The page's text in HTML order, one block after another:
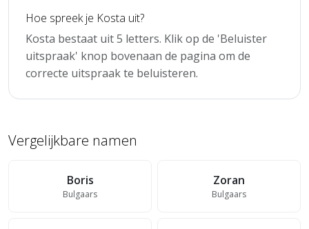
Hoe spreek je Kosta uit?
Kosta bestaat uit 5 letters. Klik op de 'Beluister
uitspraak' knop bovenaan de pagina om de
correcte uitspraak te beluisteren.
Vergelijkbare namen
Boris
Bulgaars
Zoran
Bulgaars